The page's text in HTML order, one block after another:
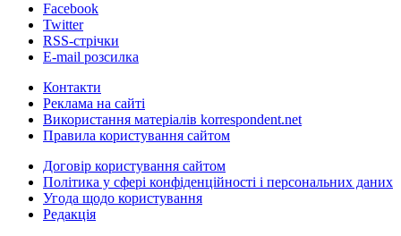
Facebook
Twitter
RSS-стрічки
E-mail розсилка
Контакти
Реклама на сайті
Використання матеріалів korrespondent.net
Правила користування сайтом
Договір користування сайтом
Політика у сфері конфіденційності і персональних даних
Угода щодо користування
Редакція